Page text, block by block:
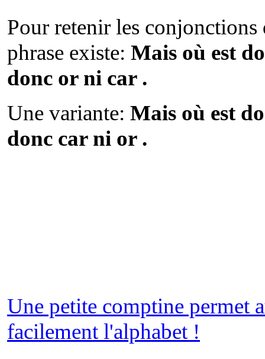
Pour retenir les
phrase existe: Mais où est
donc or ni car .
Une variante: Mais où est
donc car ni or .
Une petite comptine permet
facilement l'alphabet !